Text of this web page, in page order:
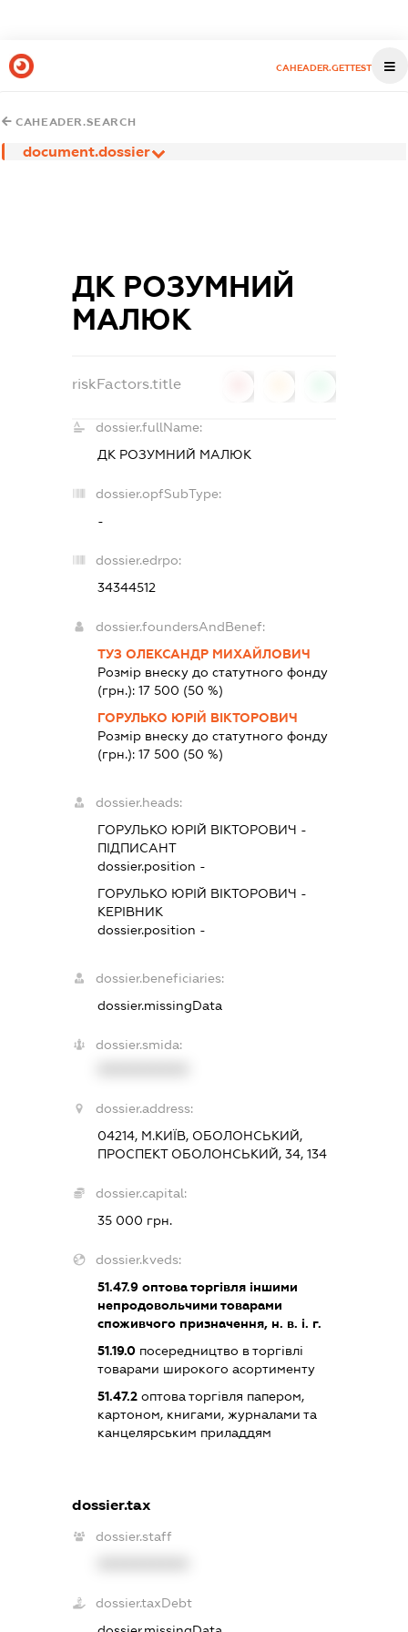
CAHEADER.GETTEST
CAHEADER.SEARCH
document.dossier
ДК РОЗУМНИЙ
МАЛЮК
riskFactors.title
dossier.fullName:
ДК РОЗУМНИЙ МАЛЮК
dossier.opfSubType:
-
dossier.edrpo:
34344512
dossier.foundersAndBenef:
ТУЗ ОЛЕКСАНДР МИХАЙЛОВИЧ
Розмір внеску до статутного фонду
(грн.):17 500 (50 %)
ГОРУЛЬКО ЮРІЙ ВІКТОРОВИЧ
Розмір внеску до статутного фонду
(грн.):17 500 (50 %)
dossier.heads:
ГОРУЛЬКО ЮРІЙ ВІКТОРОВИЧ -
ПІДПИСАНТ
dossier.position -
ГОРУЛЬКО ЮРІЙ ВІКТОРОВИЧ -
КЕРІВНИК
dossier.position -
dossier.beneficiaries:
dossier.missingData
dossier.smida:
dossier.address:
04214, М.КИЇВ, ОБОЛОНСЬКИЙ,
ПРОСПЕКТ ОБОЛОНСЬКИЙ, 34, 134
dossier.capital:
35 000 грн.
dossier.kveds:
51.47.9 оптова торгівля іншими
непродовольчими товарами
споживчого призначення, н. в. і. г.
51.19.0 посередництво в торгівлі
товарами широкого асортименту
51.47.2 оптова торгівля папером,
картоном, книгами, журналами та
канцелярським приладдям
dossier.tax
dossier.staff
dossier.taxDebt